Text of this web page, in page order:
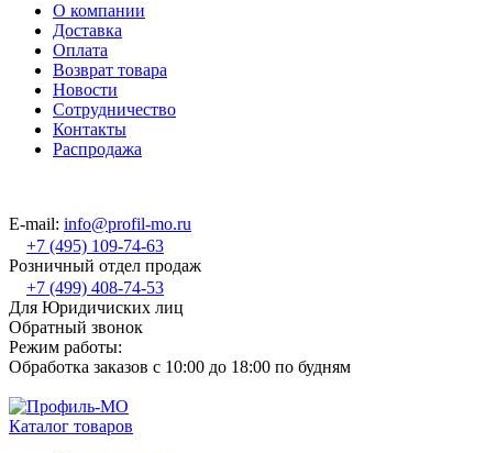
О компании
Доставка
Оплата
Возврат товара
Новости
Сотрудничество
Контакты
Распродажа
E-mail: info@profil-mo.ru
+7 (495) 109-74-63
Розничный отдел продаж
+7 (499) 408-74-53
Для Юридичиских лиц
Обратный звонок
Режим работы:
Обработка заказов с 10:00 до 18:00 по будням
Каталог товаров